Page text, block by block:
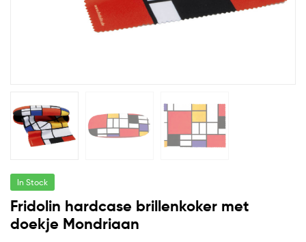
In Stock
Fridolin hardcase brillenkoker met
doekje Mondriaan